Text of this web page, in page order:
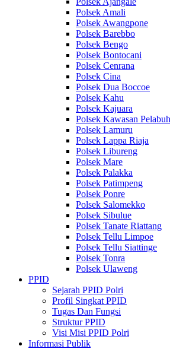
Polsek Amali
Polsek Awangpone
Polsek Barebbo
Polsek Bengo
Polsek Bontocani
Polsek Cenrana
Polsek Cina
Polsek Dua Boccoe
Polsek Kahu
Polsek Kajuara
Polsek Kawasan
Polsek Lamuru
Polsek Lappa Riaja
Polsek Libureng
Polsek Mare
Polsek Palakka
Polsek Patimpeng
Polsek Ponre
Polsek Salomekko
Polsek Sibulue
Polsek Tanate Riattang
Polsek Tellu Limpoe
Polsek Tellu Siattinge
Polsek Tonra
Polsek Ulaweng
PPID
Sejarah PPID Polri
Profil Singkat PPID
Tugas Dan Fungsi
Struktur PPID
Visi Misi PPID Polri
Informasi Publik